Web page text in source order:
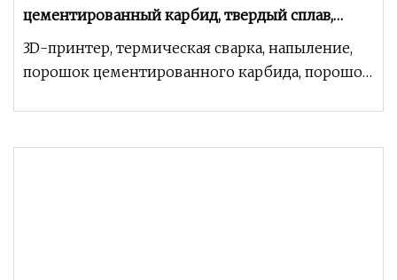
цементированный карбид, твердый сплав,
добавка, порошок Tic, порошок карбида титана
3D-принтер, термическая сварка, напыление,
порошок цементированного карбида, порошок